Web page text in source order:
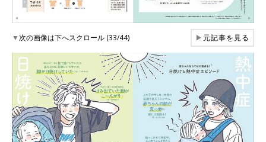
▼次の画像は下へスクロール (33/44) ▶元記事を見る